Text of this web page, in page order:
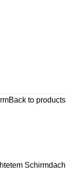
Back to products